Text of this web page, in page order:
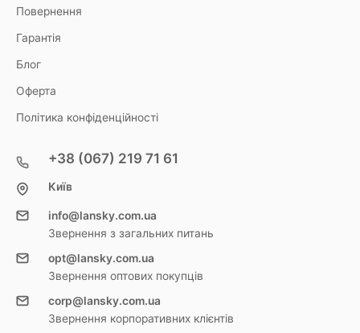
Повернення
Гарантія
Блог
Оферта
Політика конфіденційності
+38 (067) 219 71 61
Київ
info@lansky.com.ua
Звернення з загальних питань
opt@lansky.com.ua
Звернення оптових покупців
corp@lansky.com.ua
Звернення корпоративних клієнтів